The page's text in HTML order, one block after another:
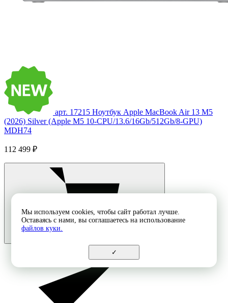
арт. 17215 Ноутбук Apple MacBook Air 13 M5
(2026) Silver (Apple M5 10-CPU/13.6/16Gb/512Gb/8-GPU)
MDH74
112 499 ₽
Мы используем cookies, чтобы сайт работал лучше.
Оставаясь с нами, вы соглашаетесь на использование
файлов куки.
✓